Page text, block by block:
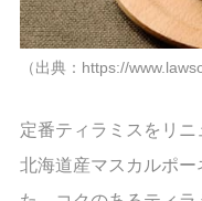
（出典：https://
定番ティラミスをリニ
北海道産マスカルポ